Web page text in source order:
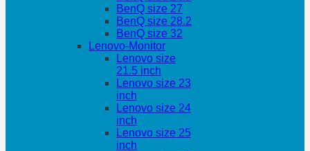
BenQ size 27
BenQ size 28.2
BenQ size 32
Lenovo-Monitor
Lenovo size
21.5 inch
Lenovo size 23
inch
Lenovo size 24
inch
Lenovo size 25
inch